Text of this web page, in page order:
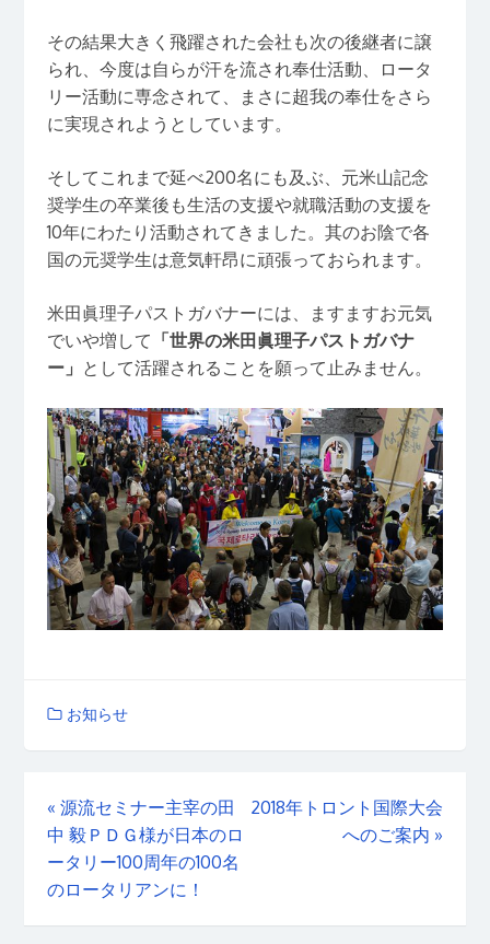
その結果大きく飛躍された会社も次の後継者に譲
られ、今度は自らが汗を流され奉仕活動、ロータ
リー活動に専念されて、まさに超我の奉仕をさら
に実現されようとしています。
そしてこれまで延べ200名にも及ぶ、元米山記念
奨学生の卒業後も生活の支援や就職活動の支援を
10年にわたり活動されてきました。其のお陰で各
国の元奨学生は意気軒昂に頑張っておられます。
米田眞理子パストガバナーには、ますますお元気
でいや増して 「世界の米田眞理子パストガバナ
ー」 として活躍されることを願って止みません。
お知らせ
« 源流セミナー主宰の田
中 毅ＰＤＧ様が日本のロ
ータリー100周年の100名
のロータリアンに！
2018年トロント国際大会
へのご案内 »